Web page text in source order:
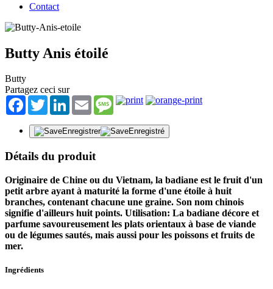
Contact
Butty Anis étoilé
Butty
Partagez ceci sur
Facebook
TwitterLinkedInEmail Message
Enregistrer Enregistré
Détails du produit
Originaire de Chine ou du Vietnam, la badiane est le fruit d'un
petit arbre ayant à maturité la forme d'une étoile à huit
branches, contenant chacune une graine. Son nom chinois
signifie d'ailleurs huit points. Utilisation: La badiane décore et
parfume savoureusement les plats orientaux à base de viande
ou de légumes sautés, mais aussi pour les poissons et fruits de
mer.
Ingrédients